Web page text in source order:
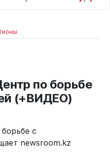
по борьбе
(+ВИДЕО)
с
newsroom.kz